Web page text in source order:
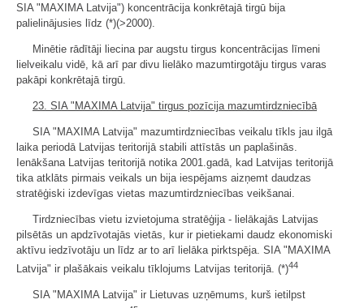
SIA "MAXIMA Latvija") koncentrācija konkrētajā tirgū bija
palielinājusies līdz (*)(>2000).
Minētie rādītāji liecina par augstu tirgus koncentrācijas līmeni
lielveikalu vidē, kā arī par divu lielāko mazumtirgotāju tirgus varas
pakāpi konkrētajā tirgū.
23. SIA "MAXIMA Latvija" tirgus pozīcija mazumtirdzniecībā
SIA "MAXIMA Latvija" mazumtirdzniecības veikalu tīkls jau ilgā
laika periodā Latvijas teritorijā stabili attīstās un paplašinās.
Ienākšana Latvijas teritorijā notika 2001.gadā, kad Latvijas teritorijā
tika atklāts pirmais veikals un bija iespējams aizņemt daudzas
stratēģiski izdevīgas vietas mazumtirdzniecības veikšanai.
Tirdzniecības vietu izvietojuma stratēģija - lielākajās Latvijas
pilsētās un apdzīvotajās vietās, kur ir pietiekami daudz ekonomiski
aktīvu iedzīvotāju un līdz ar to arī lielāka pirktspēja. SIA "MAXIMA
Latvija" ir plašākais veikalu tīklojums Latvijas teritorijā. (*)44
SIA "MAXIMA Latvija" ir Lietuvas uzņēmums, kurš ietilpst